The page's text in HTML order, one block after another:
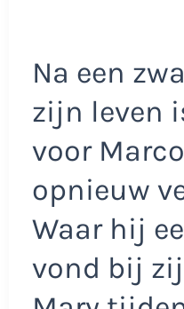
Na een
zijn leven
voor
opnieuw
Waar hij
vond bij